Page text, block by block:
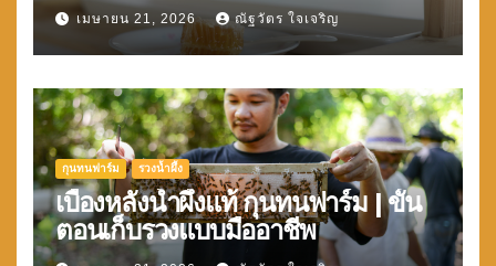
เมษายน 21, 2026 ณัฐวัตร ใจเจริญ
กุนทนฟาร์ม รวงน้ำผึ้ง
เบื้องหลังน้ำผึ้งแท้ กุนทนฟาร์ม | ขั้น
ตอนเก็บรวงแบบมืออาชีพ